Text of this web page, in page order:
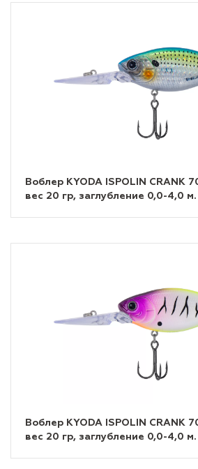
Воблер KYODA ISPOLIN CRANK
вес 20 гр, заглубление 0,0-4,0
Воблер KYODA ISPOLIN CRANK
вес 20 гр, заглубление 0,0-4,0